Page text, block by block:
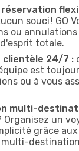
souci ! GO
ou
totale.
clientèle 24/7 :
est
ou à vous
multi-
Organisez un
grâce